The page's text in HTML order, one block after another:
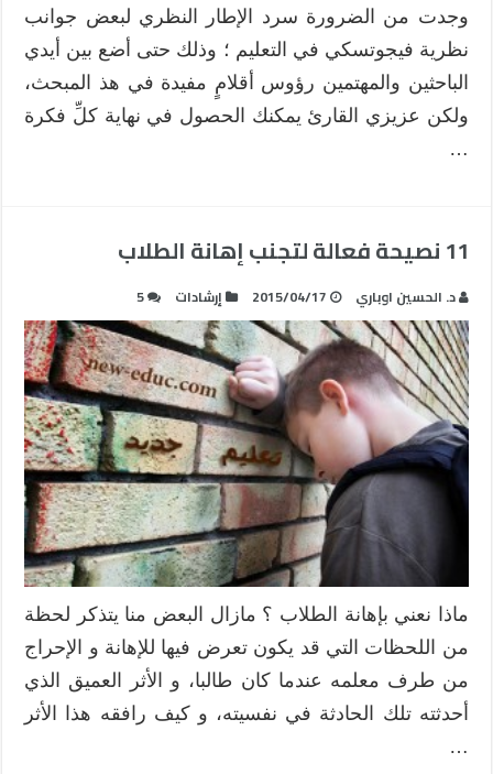
وجدت من الضرورة سرد الإطار النظري لبعض جوانب
نظرية فيجوتسكي في التعليم ؛ وذلك حتى أضع بين أيدي
الباحثين والمهتمين رؤوس أقلامٍ مفيدة في هذ المبحث،
ولكن عزيزي القارئ يمكنك الحصول في نهاية كلِّ فكرة
…
11 نصيحة فعالة لتجنب إهانة الطلاب
د. الحسين اوباري 2015/04/17 إرشادات 5
ماذا نعني بإهانة الطلاب ؟ مازال البعض منا يتذكر لحظة
من اللحظات التي قد يكون تعرض فيها للإهانة و الإحراج
من طرف معلمه عندما كان طالبا، و الأثر العميق الذي
أحدثته تلك الحادثة في نفسيته، و كيف رافقه هذا الأثر
…